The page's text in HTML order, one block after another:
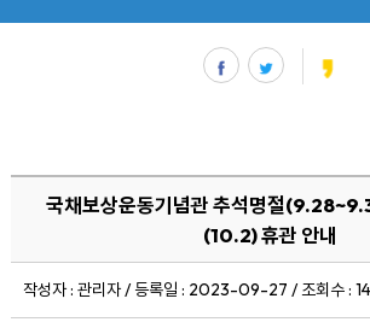
국채보상운동기념관 추석명절
(10.2) 휴관 안내
작성자 : 관리자 / 등록일 : 2023-09-27 / 조회수 :